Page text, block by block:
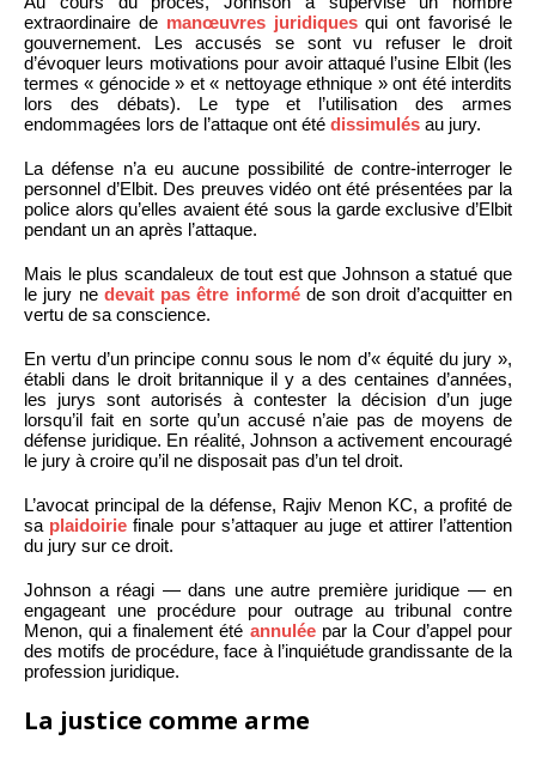
extraordinaire de manœuvres juridiquesqui ont favorisé le
gouvernement. Les accusés se sont vu refuser le droit
d’évoquer leurs motivations pour avoir attaqué l’usine Elbit (les
termes « génocide » et « nettoyage ethnique » ont été interdits
lors des débats). Le type et l’utilisation des armes
endommagées lors de l’attaque ont été dissimulés au jury.
La défense n’a eu aucune possibilité de contre-interroger le
personnel d’Elbit. Des preuves vidéo ont été présentées par la
police alors qu’elles avaient été sous la garde exclusive d’Elbit
pendant un an après l’attaque.
Mais le plus scandaleux de tout est que Johnson a statué que
le jury ne devait pas être informéde son droit d’acquitter en
vertu de sa conscience.
En vertu d’un principe connu sous le nom d’« équité du jury »,
établi dans le droit britannique il y a des centaines d’années,
les jurys sont autorisés à contester la décision d’un juge
lorsqu’il fait en sorte qu’un accusé n’aie pas de moyens de
défense juridique. En réalité, Johnson a activement encouragé
le jury à croire qu’il ne disposait pas d’un tel droit.
L’avocat principal de la défense, Rajiv Menon KC, a profité de
sa plaidoirie finale pour s’attaquer au juge et attirer l’attention
du jury sur ce droit.
Johnson a réagi — dans une autre première juridique — en
engageant une procédure pour outrage au tribunal contre
Menon, qui a finalement été annuléepar la Cour d’appel pour
des motifs de procédure, face à l’inquiétude grandissante de la
profession juridique.
La justice comme arme